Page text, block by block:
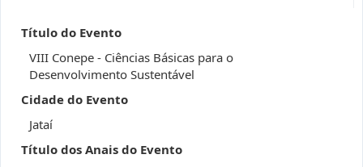
Título do Evento
VIII Conepe - Ciências Básicas para o
Desenvolvimento Sustentável
Cidade do Evento
Jataí
Título dos Anais do Evento